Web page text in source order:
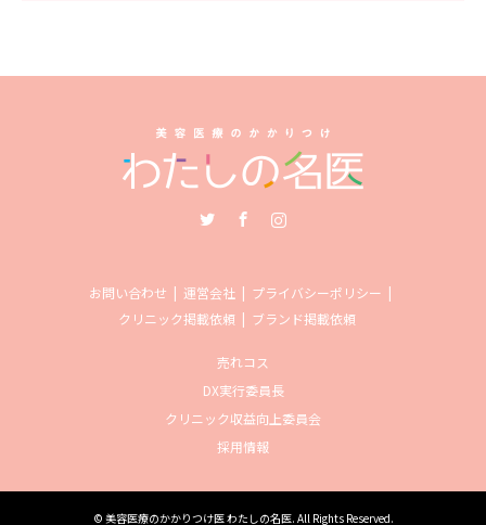
お問い合わせ 運営会社
プライバシーポリシー
クリニック掲載依頼
ブランド掲載依頼
売れコス
DX実行委員長
クリニック収益向上委員会
採用情報
© 美容医療のかかりつけ医 わたしの名医. All Rights Reserved.